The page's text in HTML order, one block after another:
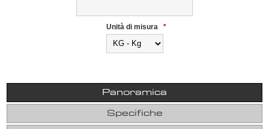
Unità di misura *
Panoramica
Specifiche